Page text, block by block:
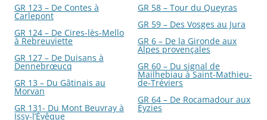
GR 123 – De Contes à
Carlepont
GR 124 – De Cires-lès-Mello
à Rebreuviette
GR 127 – De Duisans à
Dennebrœucq
GR 13 – Du Gâtinais au
Morvan
GR 131- Du Mont Beuvray à
Issy-l’Évêque
GR 58 – Tour du Queyras
GR 59 – Des Vosges au Jura
GR 6 – De la Gironde aux
Alpes provençales
GR 60 – Du signal de
Mailhebiau à Saint-Mathieu-
de-Tréviers
GR 64 – De Rocamadour aux
Eyzies